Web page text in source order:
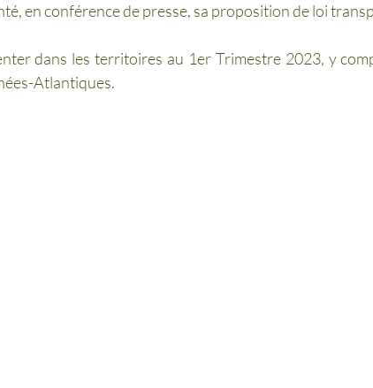
en conférence de presse, sa proposition de loi
dans les territoires au 1er Trimestre 2023, y
Atlantiques.